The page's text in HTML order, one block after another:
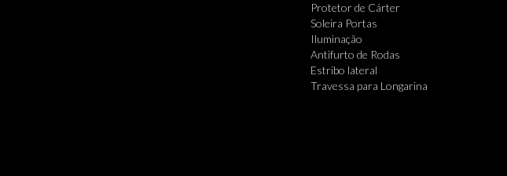
Protetor de Cárter
Soleira Portas
Iluminação
Antifurto de Rodas
Estribo lateral
Travessa para Longarina